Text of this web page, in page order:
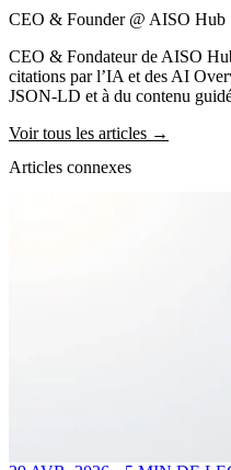
CEO & Founder @ AISO Hub
CEO & Fondateur de AISO
citations par l’IA et des AI
JSON-LD et à du contenu
Voir tous les articles →
Articles connexes